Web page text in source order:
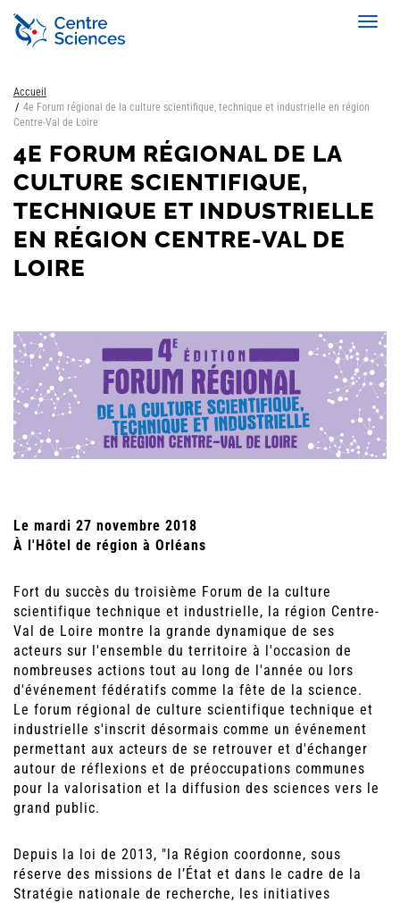
Aller
contenu
Accueil
4e Forum régional de la culture scientifique, technique et industrielle en région
Centre-Val de Loire
4E FORUM RÉGIONAL DE LA
CULTURE SCIENTIFIQUE,
TECHNIQUE ET INDUSTRIELLE
EN RÉGION CENTRE-VAL DE
LOIRE
Le mardi 27 novembre 2018
À l'Hôtel de région à Orléans
Fort du succès du troisième Forum de la culture
scientifique technique et industrielle, la région Centre-
Val de Loire montre la grande dynamique de ses
acteurs sur l'ensemble du territoire à l'occasion de
nombreuses actions tout au long de l'année ou lors
d'événement fédératifs comme la fête de la science.
Le forum régional de culture scientifique technique et
industrielle s'inscrit désormais comme un événement
permettant aux acteurs de se retrouver et d'échanger
autour de réflexions et de préoccupations communes
pour la valorisation et la diffusion des sciences vers le
grand public.
Depuis la loi de 2013, "la Région coordonne, sous
réserve des missions de l’État et dans le cadre de la
Stratégie nationale de recherche, les initiatives